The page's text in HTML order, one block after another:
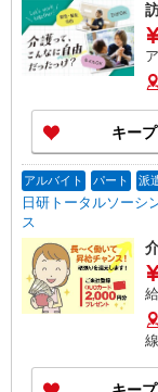
キープ
アルバイト パート 派
日研トータルソー
ス
護
給
線